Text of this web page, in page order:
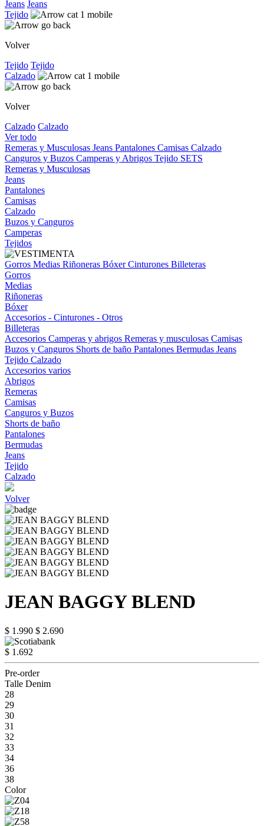
Jeans Jeans
Tejido
Volver
Tejido Tejido
Calzado
Volver
Calzado Calzado
Ver todo
Remeras y Musculosas Jeans Pantalones Camisas Calzado
Canguros y Buzos Camperas y Abrigos Tejido SETS
Remeras y Musculosas
Jeans
Pantalones
Camisas
Calzado
Buzos y Canguros
Camperas
Tejidos
Gorros Medias Riñoneras BóxerCinturones Billeteras
Gorros
Medias
Riñoneras
Bóxer
Accesorios - Cinturones - Otros
Billeteras
Accesorios Camperas y abrigos Remeras y musculosas Camisas
Buzos y Canguros Shorts de baño Pantalones Bermudas Jeans
Tejido Calzado
Accesorios varios
Abrigos
Remeras
Camisas
Canguros y Buzos
Shorts de baño
Pantalones
Bermudas
Jeans
Tejido
Calzado
Volver
JEAN BAGGY BLEND
$ 1.990 $ 2.690
$ 1.692
Pre-order
Talle Denim
28
29
30
31
32
33
34
36
38
Color